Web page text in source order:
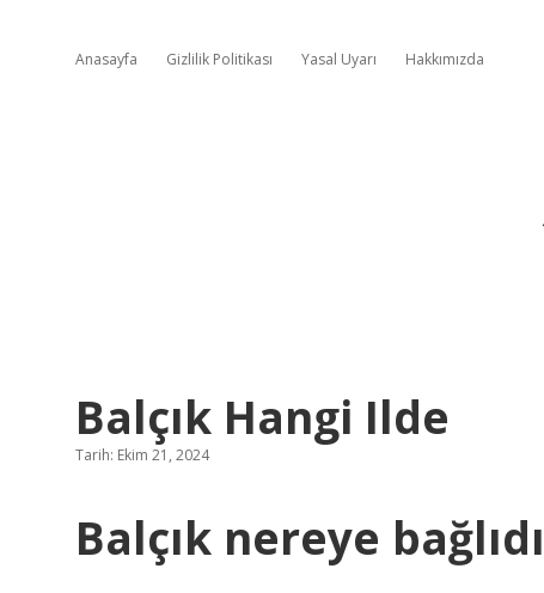
Anasayfa Gizlilik Politikası Yasal Uyarı Hakkımızda
Balçık Hangi Ilde
Tarih: Ekim 21, 2024
Balçık nereye